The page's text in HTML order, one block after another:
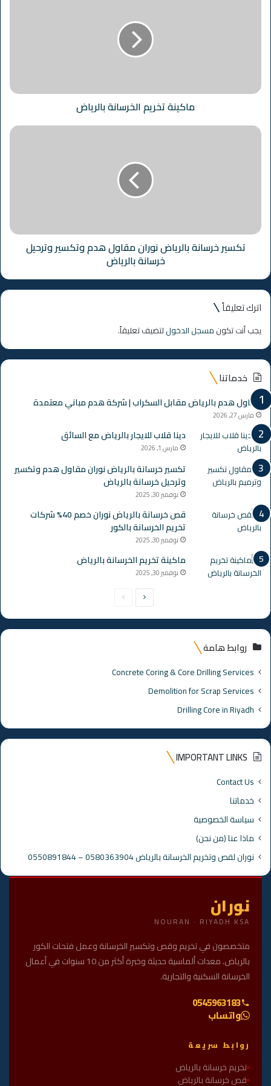
ماكينة تخريم الخرسانة بالرياض
تكسير خرسانة بالرياض نوران مقاول هدم وتكسير وترحيل
خرسانة بالرياض
اترك تعليقاً
يجب أنت تكون مسجل الدخول لتضيف تعليقاً.
خدماتنا
مقاول هدم بالرياض مقابل السكراب | شركة هدم مباني معتمدة
مارس 27, 2026
دينا قلاب للايجار بالرياض مع السائق
مارس 1, 2026
تكسير خرسانة بالرياض نوران مقاول هدم وتكسير
وترحيل خرسانة بالرياض
نوفمبر 30, 2025
قص خرسانة بالرياض نوران خصم 40% شركات
تخريم الخرسانة بالكور
نوفمبر 30, 2025
ماكينة تخريم الخرسانة بالرياض
نوفمبر 30, 2025
الصفحةالصفحة
روابط هامة
Concrete Coring & Core Drilling Services
Demolition for Scrap Services
Drilling Core in Riyadh
IMPORTANT LINKS
Contact Us
خدماتنا
سياسة الخصوصية
ماذا عنا (من نحن)
نوران لقص وتخريم الخرسانة بالرياض 0580363904 – 0550891844
نوران
NOURAN · RIYADH KSA
متخصصون في تخريم وقص وتكسير الخرسانة وعمل فتحات الكور
بالرياض. معدات ألماسية حديثة وخبرة أكثر من 10 سنوات في أعمال
الخرسانة السكنية والتجارية.
0545963183
واتساب
روابط سريعة
تخريم خرسانة بالرياض
قص خرسانة بالرياض